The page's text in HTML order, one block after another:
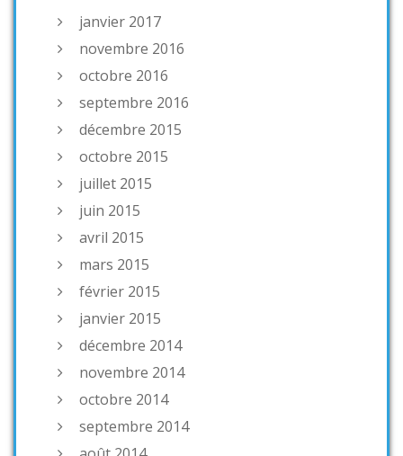
janvier 2017
novembre 2016
octobre 2016
septembre 2016
décembre 2015
octobre 2015
juillet 2015
juin 2015
avril 2015
mars 2015
février 2015
janvier 2015
décembre 2014
novembre 2014
octobre 2014
septembre 2014